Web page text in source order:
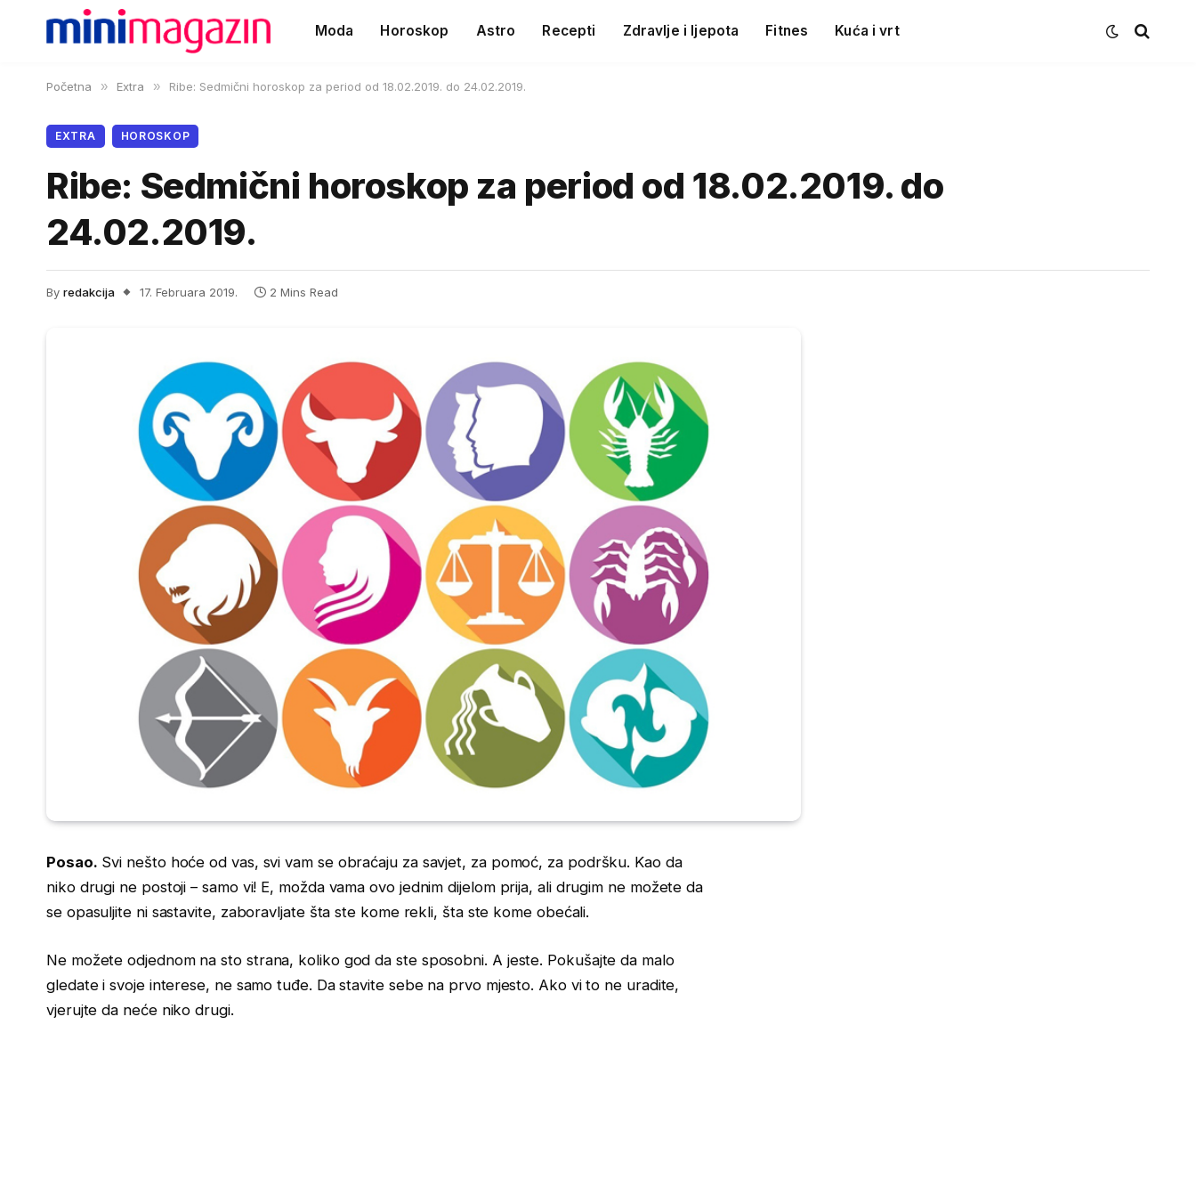
Moda Horoskop Astro Recepti Zdravlje i ljepota Fitnes Kuća i vrt
Početna » Extra » Ribe: Sedmični horoskop za period od 18.02.2019. do 24.02.2019.
EXTRA HOROSKOP
Ribe: Sedmični horoskop za period od 18.02.2019. do
24.02.2019.
By redakcija 17. Februara 2019. 2 Mins Read
Posao. Svi nešto hoće od vas, svi vam se obraćaju za savjet, za pomoć, za podršku. Kao da
niko drugi ne postoji – samo vi! E, možda vama ovo jednim dijelom prija, ali drugim ne možete da
se opasuljite ni sastavite, zaboravljate šta ste kome rekli, šta ste kome obećali.
Ne možete odjednom na sto strana, koliko god da ste sposobni. A jeste. Pokušajte da malo
gledate i svoje interese, ne samo tuđe. Da stavite sebe na prvo mjesto. Ako vi to ne uradite,
vjerujte da neće niko drugi.